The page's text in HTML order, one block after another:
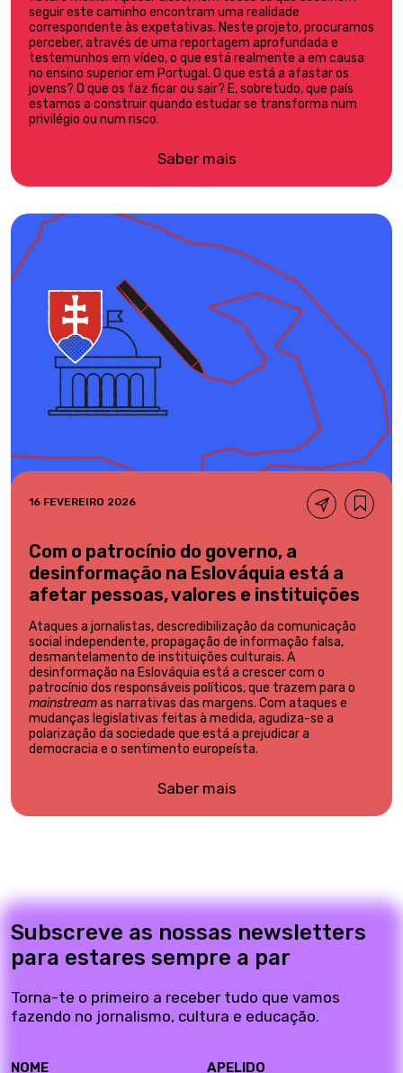
seguir este caminho encontram uma realidade
correspondente às expetativas. Neste projeto, procuramos
perceber, através de uma reportagem aprofundada e
testemunhos em vídeo, o que está realmente a em causa
no ensino superior em Portugal. O que está a afastar os
jovens? O que os faz ficar ou sair? E, sobretudo, que país
estamos a construir quando estudar se transforma num
privilégio ou num risco.
Saber mais
16 FEVEREIRO 2026
Com o patrocínio do governo, a
desinformação na Eslováquia está a
afetar pessoas, valores e instituições
Ataques a jornalistas, descredibilização da comunicação
social independente, propagação de informação falsa,
desmantelamento de instituições culturais. A
desinformação na Eslováquia está a crescer com o
patrocínio dos responsáveis políticos, que trazem para o
mainstreamas narrativas das margens. Com ataques e
mudanças legislativas feitas à medida, agudiza-se a
polarização da sociedade que está a prejudicar a
democracia e o sentimento europeísta.
Saber mais
Subscreve as nossas newsletters
para estares sempre a par
Torna-te o primeiro a receber tudo que vamos
fazendo no jornalismo, cultura e educação.
NOME APELIDO